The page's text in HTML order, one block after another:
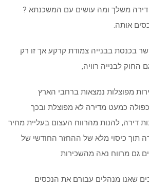
משלך ומה עושים עם המשכנתא ?
אותה.
בכנסת בבנייה צמודת קרקע אך זו רק
לבנייה רוויה,
מפוצלות נמצאות ברחבי הארץ
כפולה כמעט מדירה לא מפוצלת ובכך
דירה, להנות מהרווח העצום בעליית מחיר
תוך כיסוי מלא של ההחזר החודשי של
גם מרווח נאה מהשכירות
שאנו מנהלים עבורם את הנכסים